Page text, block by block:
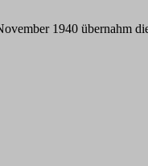
1940 übernahm